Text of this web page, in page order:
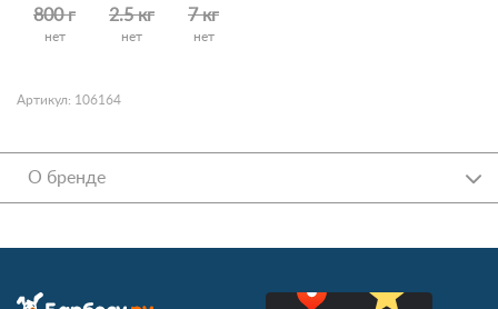
800 г
нет
2.5 кг
нет
7 кг
нет
Артикул: 106164
О бренде